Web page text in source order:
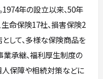
1974年の設立以来、50年
命保険17社、損害保険2
して、多様な保険商品を
業承継、福利厚生制度の
人保障や相続対策などに